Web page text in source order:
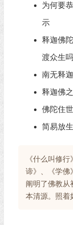
为何要
示
释迦佛
渡众生
南无释
释迦佛
佛陀住
简易放
《什么叫修
谛》、《学佛
阐明了佛教从
本清源。照着